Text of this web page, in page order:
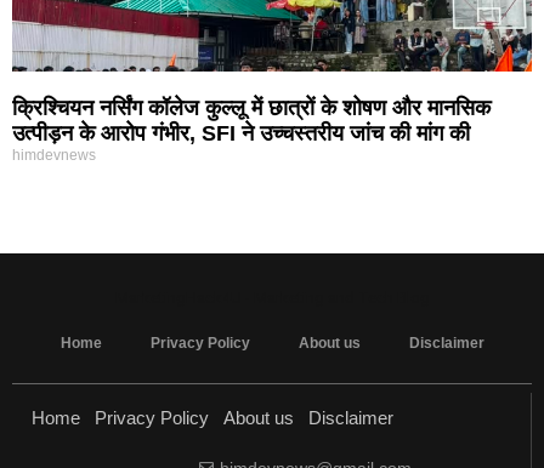
क्रिश्चियन नर्सिंग कॉलेज कुल्लू में छात्रों के शोषण और मानसिक
उत्पीड़न के आरोप गंभीर, SFI ने उच्चस्तरीय जांच की मांग की
himdevnews
Home Privacy Policy About us Disclaimer
Home Privacy Policy About us Disclaimer